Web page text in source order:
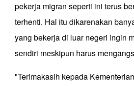
pekerja migran seperti ini terus
terhenti. Hal itu dikarenakan
yang bekerja di luar negeri ingin
sendiri meskipun harus
"Terimakasih kepada